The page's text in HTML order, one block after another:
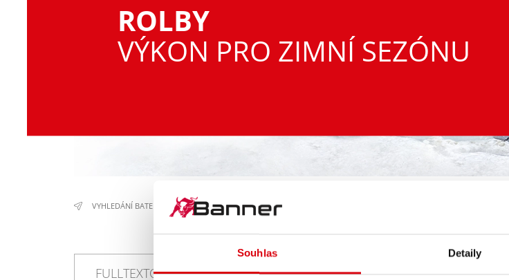
Souhlas Detaily
ROLBY
VÝKON PRO ZIMNÍ SEZÓNU
VYHLEDÁNÍ BATERIE ROLBY PRINOTH-LEITNER